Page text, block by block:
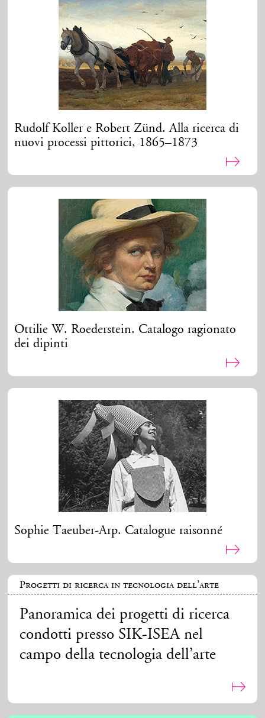
Rudolf Koller e Robert Zünd. Alla ricerca di
nuovi processi pittorici, 1865–1873
Ottilie W. Roederstein. Catalogo ragionato
dei dipinti
Sophie Taeuber-Arp. Catalogue raisonné
Progetti di ricerca in tecnologia dell’arte
Panoramica dei progetti di ricerca
condotti presso SIK-ISEA nel
campo della tecnologia dell’arte